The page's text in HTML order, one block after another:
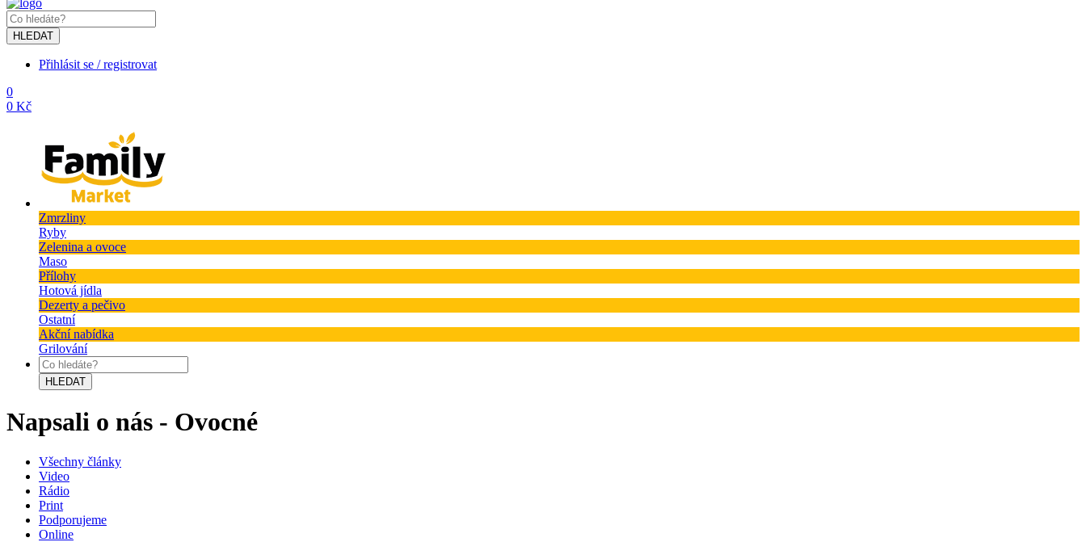
HLEDAT
Přihlásit se / registrovat
0
0 Kč
Zmrzliny
Ryby
Zelenina a ovoce
Maso
Přílohy
Hotová jídla
Dezerty a pečivo
Ostatní
Akční nabídka
Grilování
HLEDAT
Napsali o nás - Ovocné
Všechny články
Video
Rádio
Print
Podporujeme
Online